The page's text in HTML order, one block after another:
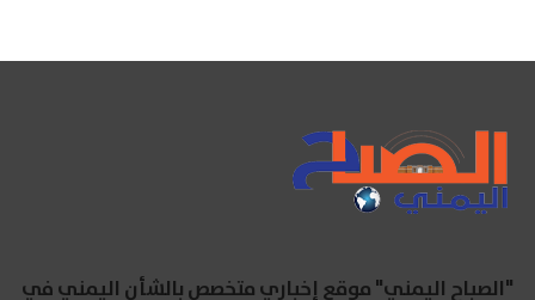
"الصباح اليمني" موقع إخباري متخصص بالشأن اليمني في